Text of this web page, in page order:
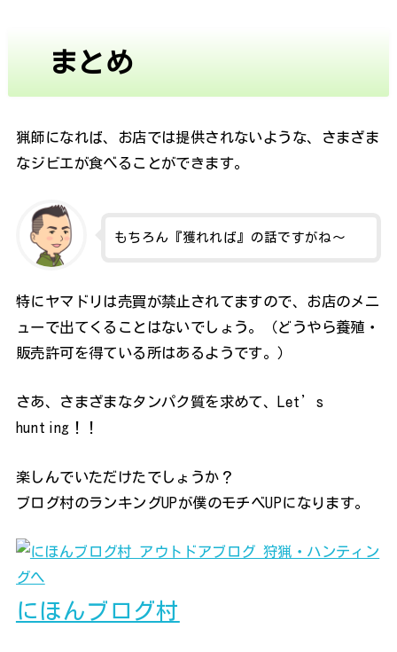
まとめ
猟師になれば、お店では提供されないような、さまざま
なジビエが食べることができます。
もちろん『獲れれば』の話ですがね～
特にヤマドリは売買が禁止されてますので、お店のメニ
ューで出てくることはないでしょう。（どうやら養殖・
販売許可を得ている所はあるようです。）
さあ、さまざまなタンパク質を求めて、Let’s
hunting！！
楽しんでいただけたでしょうか？
ブログ村のランキングUPが僕のモチベUPになります。
にほんブログ村